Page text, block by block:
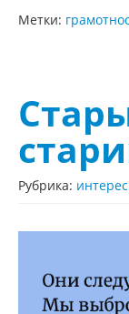
Метки:
Рубрика: